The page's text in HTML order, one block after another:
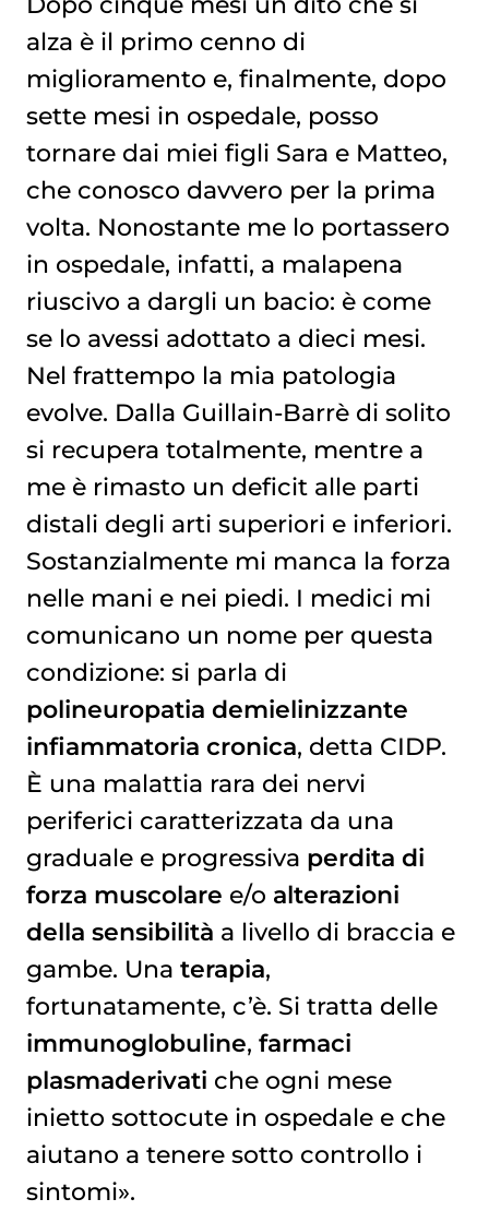
alza è il primo cenno di
miglioramento e, finalmente, dopo
sette mesi in ospedale, posso
tornare dai miei figli Sara e Matteo,
che conosco davvero per la prima
volta. Nonostante me lo portassero
in ospedale, infatti, a malapena
riuscivo a dargli un bacio: è come
se lo avessi adottato a dieci mesi.
Nel frattempo la mia patologia
evolve. Dalla Guillain-Barrè di solito
si recupera totalmente, mentre a
me è rimasto un deficit alle parti
distali degli arti superiori e inferiori.
Sostanzialmente mi manca la forza
nelle mani e nei piedi. I medici mi
comunicano un nome per questa
condizione: si parla di
polineuropatia demielinizzante
infiammatoria cronica, detta CIDP.
È una malattia rara dei nervi
periferici caratterizzata da una
graduale e progressiva perdita di
forza muscolare e/o alterazioni
della sensibilità a livello di braccia e
gambe. Una terapia,
fortunatamente, c’è. Si tratta delle
immunoglobuline, farmaci
plasmaderivati che ogni mese
inietto sottocute in ospedale e che
aiutano a tenere sotto controllo i
sintomi».